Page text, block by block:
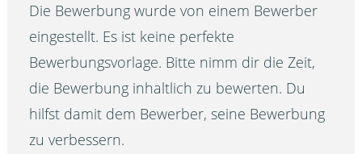
Die Bewerbung wurde von einem Bewerber
eingestellt. Es ist keine perfekte
Bewerbungsvorlage. Bitte nimm dir die Zeit,
die Bewerbung inhaltlich zu bewerten. Du
hilfst damit dem Bewerber, seine Bewerbung
zu verbessern.